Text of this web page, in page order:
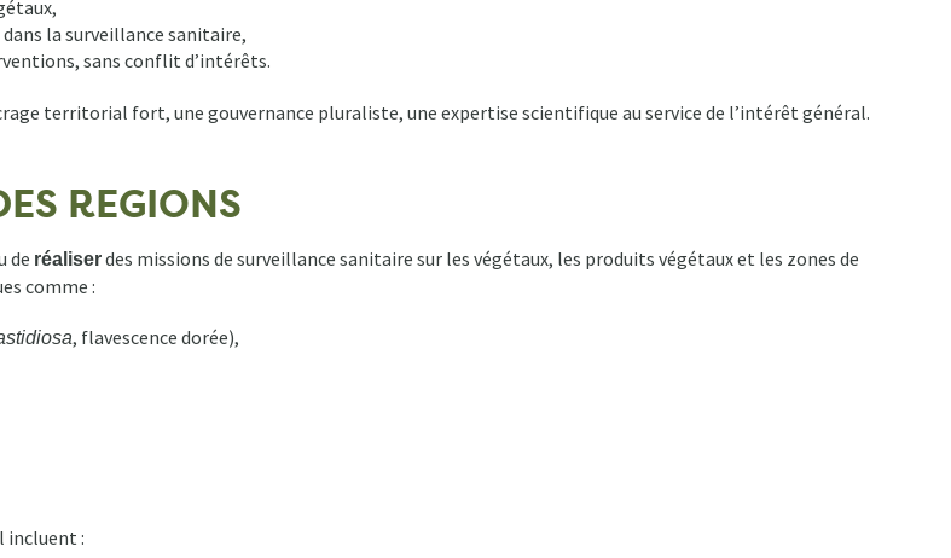
dans la surveillance sanitaire,
sans conflit d’intérêts.
territorial fort, une gouvernance pluraliste, une expertise scientifique au service de l’intérêt général.
REGIONS
de réaliserdes missions de surveillance sanitaire sur les végétaux, les produits végétaux et les zones de
comme :
, flavescence dorée),
incluent :